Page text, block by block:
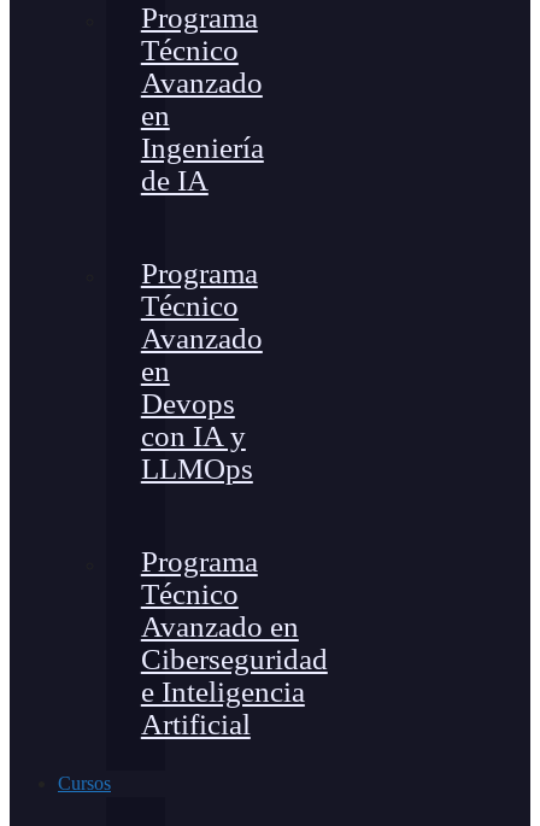
Programa
Técnico
Avanzado
en
Ingeniería
de IA
Programa
Técnico
Avanzado
en
Devops
con IA y
LLMOps
Programa
Técnico
Avanzado en
Ciberseguridad
e Inteligencia
Artificial
Cursos